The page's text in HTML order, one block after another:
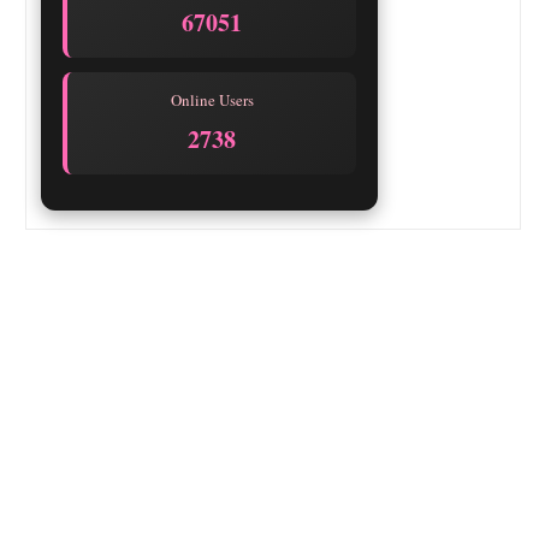
67051
Online Users
2738